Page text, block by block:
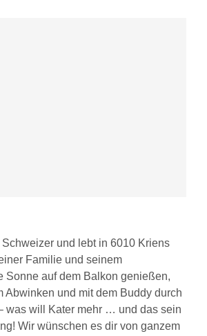
und lebt in 6010 Kriens
Familie und seinem
Sonne auf dem Balkon genießen,
Abwinken und mit dem Buddy durch
was will Kater mehr … und das sein
Wir wünschen es dir von ganzem